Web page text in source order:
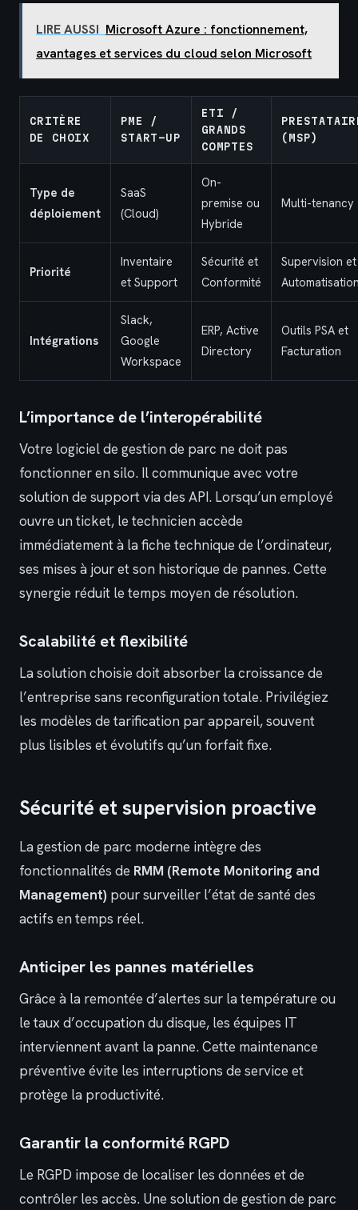
LIRE AUSSI Microsoft Azure : fonctionnement,
avantages et services du cloud selon Microsoft
CRITÈRE
DE CHOIX
PME /
START-UP
ETI /
GRANDS
COMPTES
(MSP)
Type de
déploiement
SaaS
(Cloud)
On-
premise ou
Hybride
Multi-tenancy
Priorité
Inventaire
et Support
Sécurité et
Conformité
Supervision et
Intégrations
Slack,
Google
Workspace
ERP, Active
Directory
Outils PSA et
Facturation
L’importance de l’interopérabilité
Votre logiciel de gestion de parc ne doit pas
fonctionner en silo. Il communique avec votre
solution de support via des API. Lorsqu’un employé
ouvre un ticket, le technicien accède
immédiatement à la fiche technique de l’ordinateur,
ses mises à jour et son historique de pannes. Cette
synergie réduit le temps moyen de résolution.
Scalabilité et flexibilité
La solution choisie doit absorber la croissance de
l’entreprise sans reconfiguration totale. Privilégiez
les modèles de tarification par appareil, souvent
plus lisibles et évolutifs qu’un forfait fixe.
Sécurité et supervision proactive
La gestion de parc moderne intègre des
fonctionnalités de RMM (Remote Monitoring and
Management) pour surveiller l’état de santé des
actifs en temps réel.
Anticiper les pannes matérielles
Grâce à la remontée d’alertes sur la température ou
le taux d’occupation du disque, les équipes IT
interviennent avant la panne. Cette maintenance
préventive évite les interruptions de service et
protège la productivité.
Garantir la conformité RGPD
Le RGPD impose de localiser les données et de
contrôler les accès. Une solution de gestion de parc